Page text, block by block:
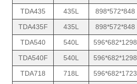
TDA435
435L 898*572*848
TDA435F
435L 898*572*848
TDA540
540L 596*682*1298
TDA540F
540L 596*682*1298
TDA718
718L 596*682*1723